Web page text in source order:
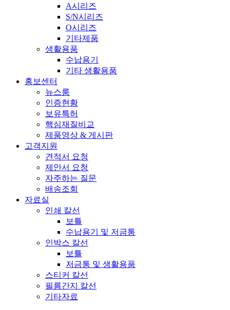
A시리즈
S/N시리즈
O시리즈
기타제품
생활용품
수납용기
기타 생활용품
홍보센터
뉴스룸
인증현황
보유특허
핵심재질비교
제품영상 & 게시판
고객지원
견적서 요청
제안서 요청
자주하는 질문
배송조회
자료실
인쇄 칼선
보틀
수납용기 및 저금통
인박스 칼선
보틀
저금통 및 생활용품
스티커 칼선
필름간지 칼선
기타자료